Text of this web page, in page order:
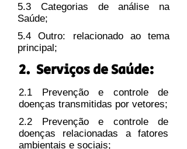
5.3 Categorias de análise na
Saúde;
5.4 Outro: relacionado ao tema
principal;
2. Serviços de Saúde:
2.1 Prevenção e controle de
doenças transmitidas por vetores;
2.2 Prevenção e controle de
doenças relacionadas a fatores
ambientais e sociais;